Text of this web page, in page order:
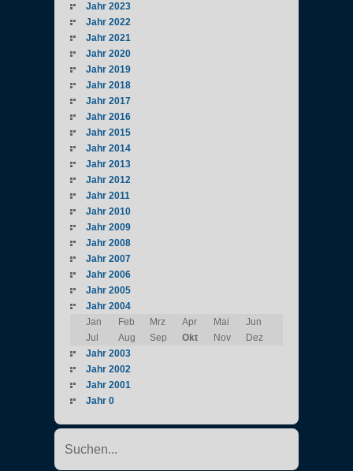
Jahr 2023
Jahr 2022
Jahr 2021
Jahr 2020
Jahr 2019
Jahr 2018
Jahr 2017
Jahr 2016
Jahr 2015
Jahr 2014
Jahr 2013
Jahr 2012
Jahr 2011
Jahr 2010
Jahr 2009
Jahr 2008
Jahr 2007
Jahr 2006
Jahr 2005
Jahr 2004
Jan
Feb Mrz Apr Mai
Jun
Jul
Aug Sep Okt Nov
Dez
Jahr 2003
Jahr 2002
Jahr 2001
Jahr 0